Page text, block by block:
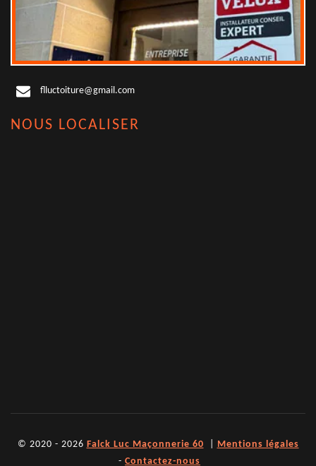
flluctoiture@gmail.com
NOUS LOCALISER
© 2020 - 2026 Falck Luc Maçonnerie 60
Mentions légales
- Contactez-nous